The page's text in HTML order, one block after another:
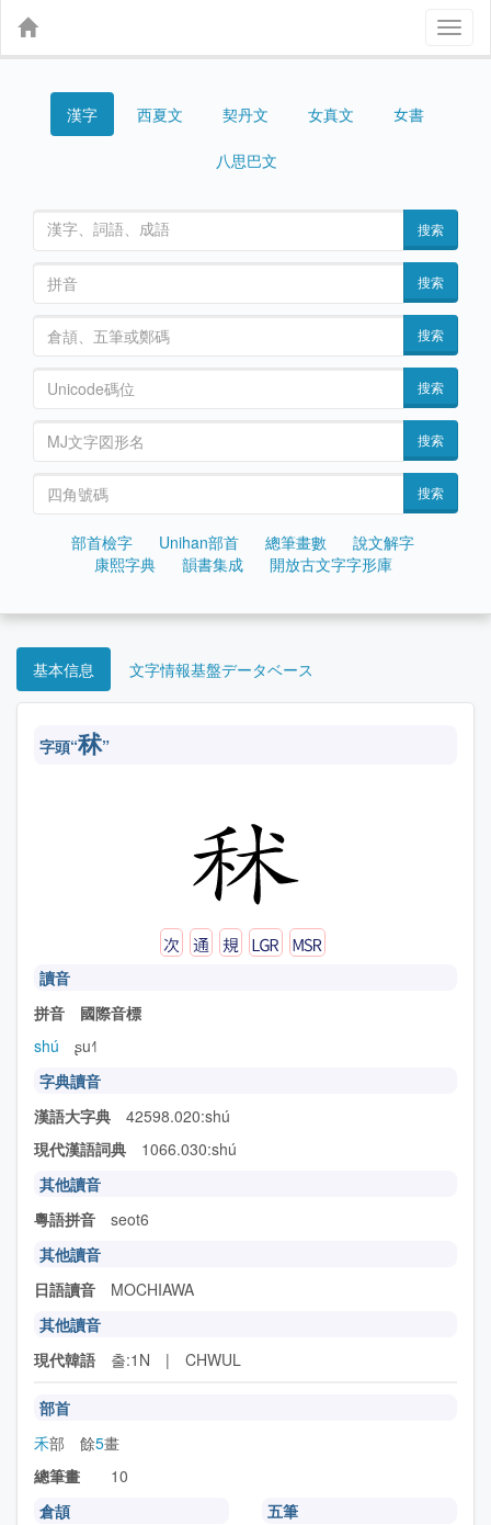
漢字 西夏文 契丹文 女真文 女書
八思巴文
搜索
搜索
搜索
搜索
搜索
搜索
部首檢字 Unihan部首 總筆畫數
說文解字
康熙字典
韻書集成 開放古文字字形庫
基本信息 文字情報基盤データベース
字頭“秫”
讀音
拼音 國際音標
shú ʂu˧˥
字典讀音
漢語大字典 42598.020:shú
現代漢語詞典 1066.030:shú
其他讀音
粵語拼音 seot6
其他讀音
日語讀音 MOCHIAWA
其他讀音
現代韓語 출:1N | CHWUL
部首
禾部 餘5畫
總筆畫 10
倉頡
五筆